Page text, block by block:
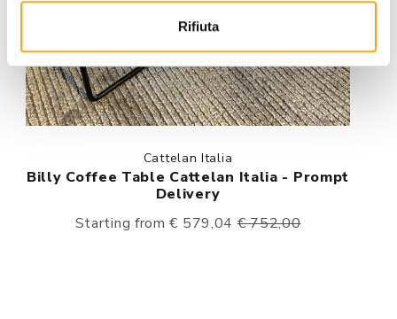
Rifiuta
Cattelan Italia
Billy Coffee Table Cattelan Italia - Prompt
Delivery
Starting from € 579,04€ 752,00